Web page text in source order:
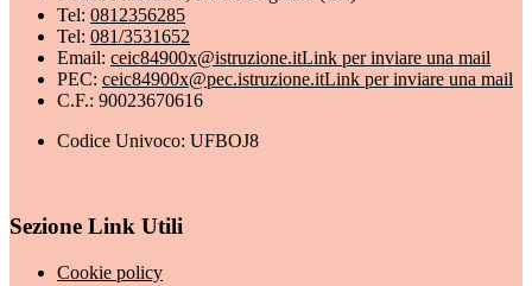
Tel: 0812356285
Tel: 081/3531652
Email: ceic84900x@istruzione.itLink per inviare una mail
PEC: ceic84900x@pec.istruzione.itLink per inviare una mail
C.F.: 90023670616
Codice Univoco: UFBOJ8
Sezione Link Utili
Cookie policy